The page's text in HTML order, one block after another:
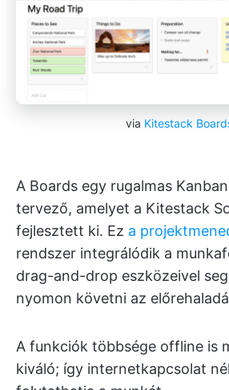
via Kitestack
A Boards egy rugalmas
tervező, amelyet a Kitestack
fejlesztett ki. Ez a
rendszer integrálódik a
drag-and-drop eszközeivel
nyomon követni az
A funkciók többsége offline is
kiváló; így internetkapcsolat